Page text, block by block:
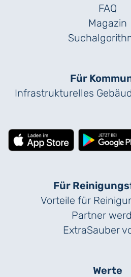
FAQ
Magazin
Für
Infrastrukturelles
Für
Vorteile für
Partner
ExtraSauber
Werte